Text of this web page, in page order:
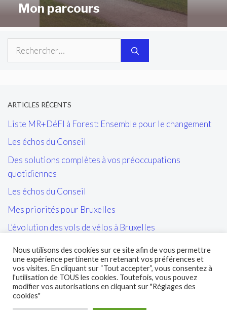
Mon parcours
Rechercher :
ARTICLES RÉCENTS
Liste MR+DéFI à Forest: Ensemble pour le changement
Les échos du Conseil
Des solutions complètes à vos préoccupations
quotidiennes
Les échos du Conseil
Mes priorités pour Bruxelles
L’évolution des vols de vélos à Bruxelles
Les tags/affiches/autocollants perturbant l’ordre public
et la cohésion sociale
L’entretien des sites propres de la STIB et de leurs abords
Nous utilisons des cookies sur ce site afin de vous permettre
une expérience pertinente en retenant vos préférences et
vos visites. En cliquant sur “Tout accepter”, vous consentez à
l'utilisation de TOUS les cookies. Toutefois, vous pouvez
modifier vos autorisations en cliquant sur "Réglages des
cookies"